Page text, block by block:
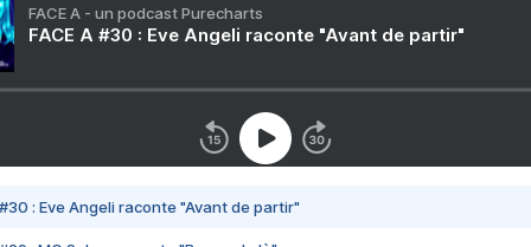
FACE A - un podcast Purecharts
FACE A #30 : Eve Angeli raconte "Avant de partir"
#30 : Eve Angeli raconte "Avant de partir"